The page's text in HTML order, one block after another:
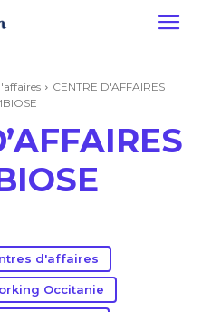
CENTRE D'AFFAIRES
d'affaires
Occitanie